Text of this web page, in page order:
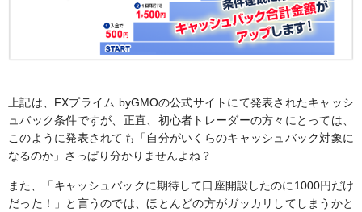
上記は、FXプライム byGMOの公式サイトにて発表されたキャッシ
ュバック条件ですが、正直、初心者トレーダーの方々にとっては、
このように発表されても「自分がいくらのキャッシュバック対象に
なるのか」さっぱり分かりませんよね？
また、「キャッシュバックに期待して口座開設したのに1000円だけ
だった！」と言うのでは、ほとんどの方がガッカリしてしまうかと